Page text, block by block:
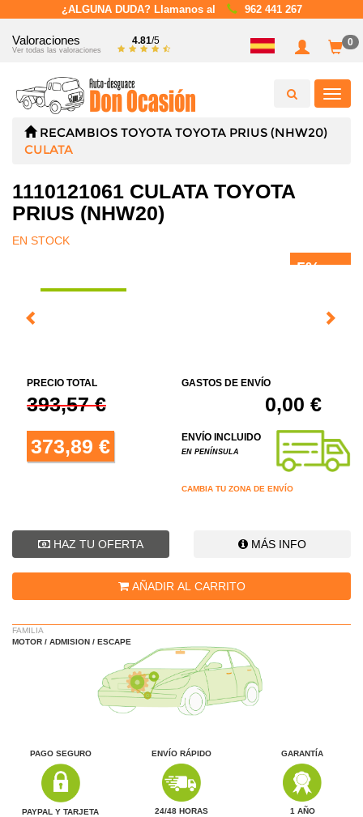
¿ALGUNA DUDA? Llamanos al 962 441 267
Valoraciones
Ver todas las valoraciones
4.81/5 0
RECAMBIOS TOYOTA TOYOTA PRIUS (NHW20)
CULATA
1110121061 CULATA TOYOTA
PRIUS (NHW20)
EN STOCK
5%
PRECIO TOTAL
393,57 €
373,89 €
GASTOS DE ENVÍO
0,00 €
ENVÍO INCLUIDO
EN PENÍNSULA
CAMBIA TU ZONA DE ENVÍO
HAZ TU OFERTA MÁS INFO
AÑADIR AL CARRITO
FAMILIA
MOTOR / ADMISION / ESCAPE
PAGO SEGURO
PAYPAL Y TARJETA
ENVÍO RÁPIDO
24/48 HORAS
GARANTÍA
1 AÑO